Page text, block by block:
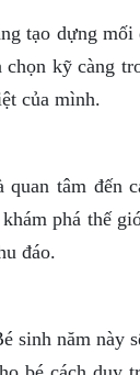
tạo dựng
kỹ càng
của mình.
tâm đến
phá thế
đáo.
sinh năm